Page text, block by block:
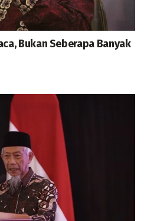
Bukan Seberapa Banyak